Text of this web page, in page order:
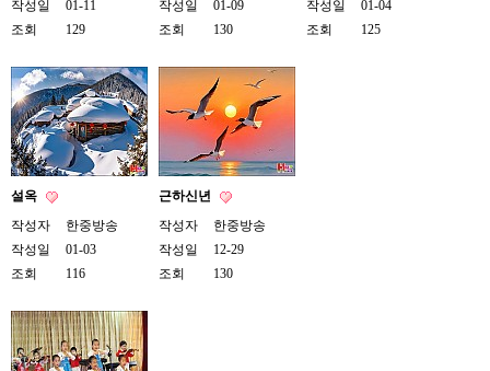
영
찾
기
출
장
안
비
아
센
주
야
돔
클
작성일
01-11
조회
129
작성일
01-09
조회
130
작성일
01-04
조회
125
설옥
작성자
한중방송
작성일
01-03
조회
116
근하신년
작성자
한중방송
작성일
12-29
조회
130